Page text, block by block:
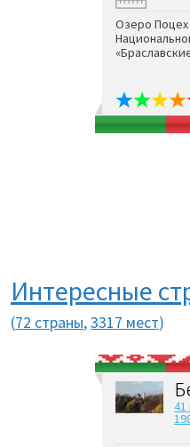
Озеро Поцех
Интересные
(72 страны,3317 мест)
41